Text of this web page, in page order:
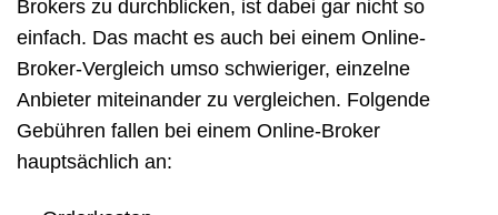
Brokers zu durchblicken, ist dabei gar nicht so
einfach. Das macht es auch bei einem Online-
Broker-Vergleich umso schwieriger, einzelne
Anbieter miteinander zu vergleichen. Folgende
Gebühren fallen bei einem Online-Broker
hauptsächlich an: